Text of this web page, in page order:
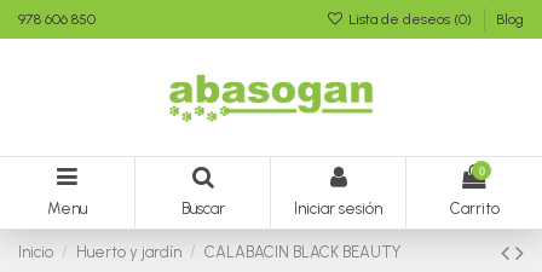
978 606 850 Lista de deseos (0) Blog
Menu Buscar Iniciar sesión
0
Carrito
Inicio Huerto y jardín CALABACIN BLACK BEAUTY